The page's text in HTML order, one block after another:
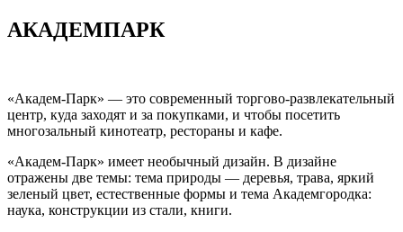
АКАДЕМПАРК
«Академ-Парк» — это современный торгово-развлекательный
центр, куда заходят и за покупками, и чтобы посетить
многозальный кинотеатр, рестораны и кафе.
«Академ-Парк» имеет необычный дизайн. В дизайне
отражены две темы: тема природы — деревья, трава, яркий
зеленый цвет, естественные формы и тема Академгородка:
наука, конструкции из стали, книги.